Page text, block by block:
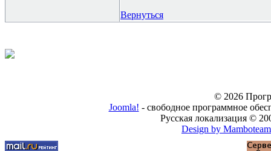
Вернуться
© 2026
Joomla! - свободное программное
Русская локализация ©
Design by